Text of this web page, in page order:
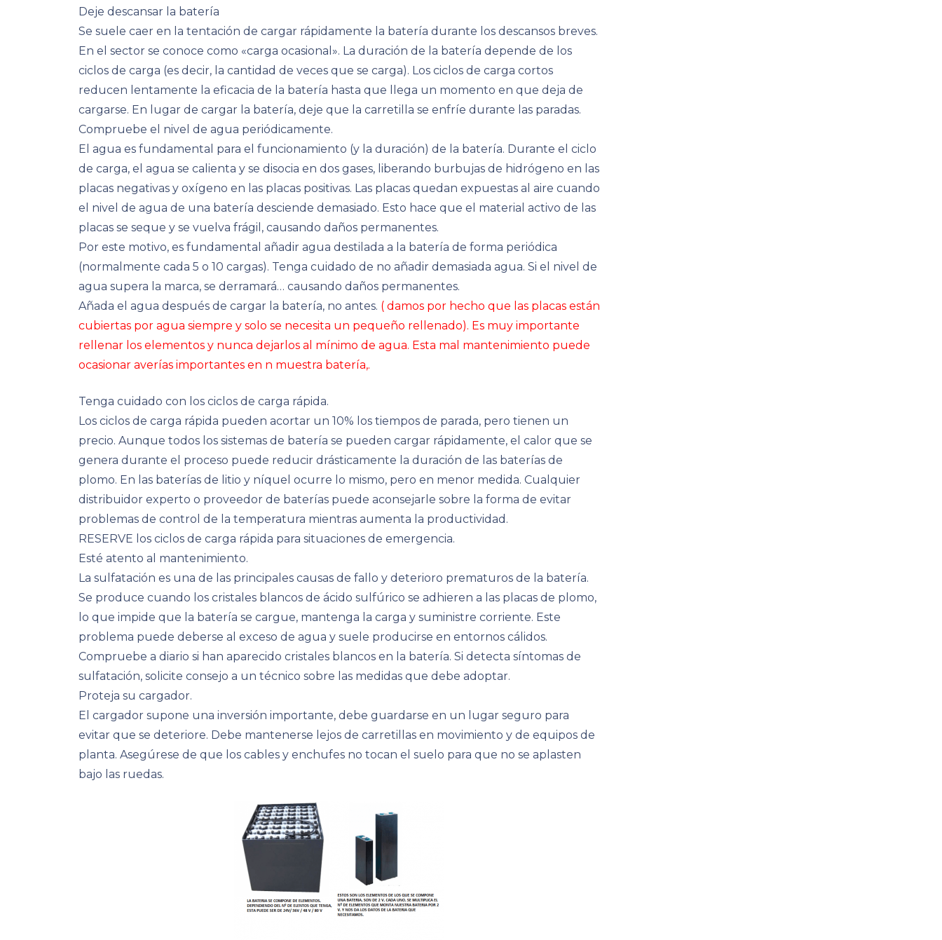
Deje descansar la batería
Se suele caer en la tentación de cargar rápidamente la batería durante los descansos breves.
En el sector se conoce como «carga ocasional». La duración de la batería depende de los
ciclos de carga (es decir, la cantidad de veces que se carga). Los ciclos de carga cortos
reducen lentamente la eficacia de la batería hasta que llega un momento en que deja de
cargarse. En lugar de cargar la batería, deje que la carretilla se enfríe durante las paradas.
Compruebe el nivel de agua periódicamente.
El agua es fundamental para el funcionamiento (y la duración) de la batería. Durante el ciclo
de carga, el agua se calienta y se disocia en dos gases, liberando burbujas de hidrógeno en las
placas negativas y oxígeno en las placas positivas. Las placas quedan expuestas al aire cuando
el nivel de agua de una batería desciende demasiado. Esto hace que el material activo de las
placas se seque y se vuelva frágil, causando daños permanentes.
Por este motivo, es fundamental añadir agua destilada a la batería de forma periódica
(normalmente cada 5 o 10 cargas). Tenga cuidado de no añadir demasiada agua. Si el nivel de
agua supera la marca, se derramará… causando daños permanentes.
Añada el agua después de cargar la batería, no antes. ( damos por hecho que las placas están
cubiertas por agua siempre y solo se necesita un pequeño rellenado). Es muy importante
rellenar los elementos y nunca dejarlos al mínimo de agua. Esta mal mantenimiento puede
ocasionar averías importantes en n muestra batería,.
Tenga cuidado con los ciclos de carga rápida.
Los ciclos de carga rápida pueden acortar un 10% los tiempos de parada, pero tienen un
precio. Aunque todos los sistemas de batería se pueden cargar rápidamente, el calor que se
genera durante el proceso puede reducir drásticamente la duración de las baterías de
plomo. En las baterías de litio y níquel ocurre lo mismo, pero en menor medida. Cualquier
distribuidor experto o proveedor de baterías puede aconsejarle sobre la forma de evitar
problemas de control de la temperatura mientras aumenta la productividad.
RESERVE los ciclos de carga rápida para situaciones de emergencia.
Esté atento al mantenimiento.
La sulfatación es una de las principales causas de fallo y deterioro prematuros de la batería.
Se produce cuando los cristales blancos de ácido sulfúrico se adhieren a las placas de plomo,
lo que impide que la batería se cargue, mantenga la carga y suministre corriente. Este
problema puede deberse al exceso de agua y suele producirse en entornos cálidos.
Compruebe a diario si han aparecido cristales blancos en la batería. Si detecta síntomas de
sulfatación, solicite consejo a un técnico sobre las medidas que debe adoptar.
Proteja su cargador.
El cargador supone una inversión importante, debe guardarse en un lugar seguro para
evitar que se deteriore. Debe mantenerse lejos de carretillas en movimiento y de equipos de
planta. Asegúrese de que los cables y enchufes no tocan el suelo para que no se aplasten
bajo las ruedas.